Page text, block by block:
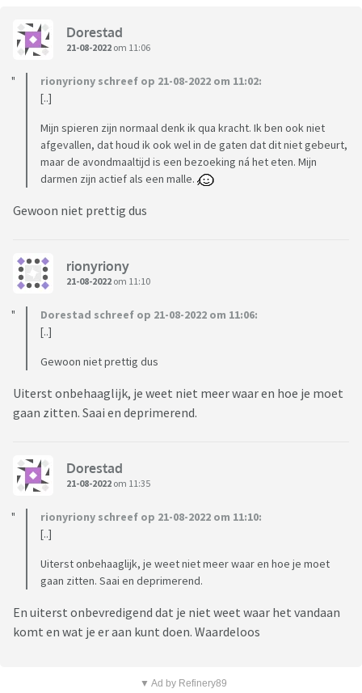
Dorestad
21-08-2022 om 11:06
rionyriony schreef op 21-08-2022 om 11:02:
[..]
Mijn spieren zijn normaal denk ik qua kracht. Ik ben ook niet
afgevallen, dat houd ik ook wel in de gaten dat dit niet gebeurt,
maar de avondmaaltijd is een bezoeking ná het eten. Mijn
darmen zijn actief als een malle.
Gewoon niet prettig dus
rionyriony
21-08-2022 om 11:10
Dorestad schreef op 21-08-2022 om 11:06:
[..]
Gewoon niet prettig dus
Uiterst onbehaaglijk, je weet niet meer waar en hoe je moet
gaan zitten. Saai en deprimerend.
Dorestad
21-08-2022 om 11:35
rionyriony schreef op 21-08-2022 om 11:10:
[..]
Uiterst onbehaaglijk, je weet niet meer waar en hoe je moet
gaan zitten. Saai en deprimerend.
En uiterst onbevredigend dat je niet weet waar het vandaan
komt en wat je er aan kunt doen. Waardeloos
▼ Ad by Refinery89